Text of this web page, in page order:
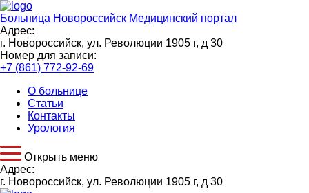
Больница Новороссийск Медицинский портал
Адрес:
г. Новороссийск, ул. Революции 1905 г, д 30
Номер для записи:
+7 (861) 772-92-69
О больнице
Статьи
Контакты
Урология
Открыть меню
Адрес:
г. Новороссийск, ул. Революции 1905 г, д 30